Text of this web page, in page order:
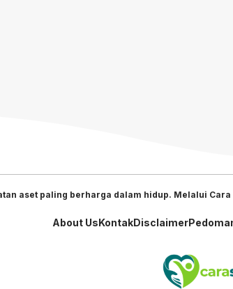
aset paling berharga dalam hidup. Melalui
About UsKontakDisclaimer